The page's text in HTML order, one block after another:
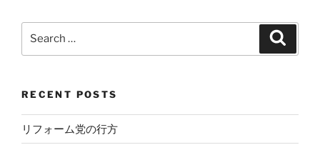
RECENT POSTS
リフォーム党の行方